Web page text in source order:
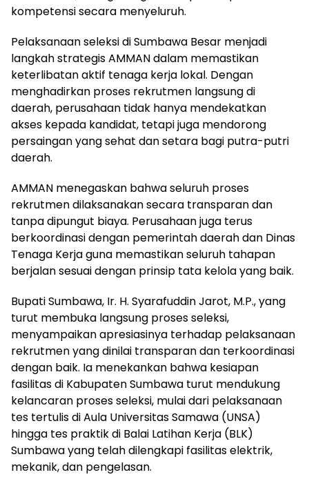
kompetensi secara menyeluruh.
Pelaksanaan seleksi di Sumbawa Besar menjadi
langkah strategis AMMAN dalam memastikan
keterlibatan aktif tenaga kerja lokal. Dengan
menghadirkan proses rekrutmen langsung di
daerah, perusahaan tidak hanya mendekatkan
akses kepada kandidat, tetapi juga mendorong
persaingan yang sehat dan setara bagi putra-putri
daerah.
AMMAN menegaskan bahwa seluruh proses
rekrutmen dilaksanakan secara transparan dan
tanpa dipungut biaya. Perusahaan juga terus
berkoordinasi dengan pemerintah daerah dan Dinas
Tenaga Kerja guna memastikan seluruh tahapan
berjalan sesuai dengan prinsip tata kelola yang baik.
Bupati Sumbawa, Ir. H. Syarafuddin Jarot, M.P., yang
turut membuka langsung proses seleksi,
menyampaikan apresiasinya terhadap pelaksanaan
rekrutmen yang dinilai transparan dan terkoordinasi
dengan baik. Ia menekankan bahwa kesiapan
fasilitas di Kabupaten Sumbawa turut mendukung
kelancaran proses seleksi, mulai dari pelaksanaan
tes tertulis di Aula Universitas Samawa (UNSA)
hingga tes praktik di Balai Latihan Kerja (BLK)
Sumbawa yang telah dilengkapi fasilitas elektrik,
mekanik, dan pengelasan.